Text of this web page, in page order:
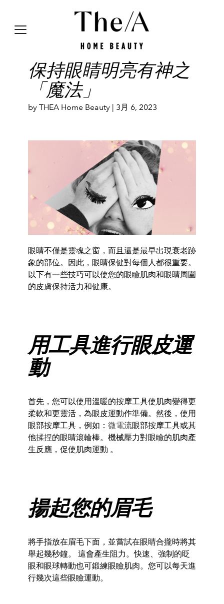
保持眼睛明亮有神之
「魔法」
by THEA Home Beauty | 3月 6, 2023
眼睛不僅是靈魂之窗，而且還是最早出現衰老跡
象的部位。因此，眼睛保健對每個人都很重要。
以下有一些技巧可以使您的眼瞼肌肉和眼睛周圍
的皮膚保持活力和健康。
用工具進行眼皮運
動
首先，您可以使用溫暖的按摩工具使肌肉變得更
柔軟和更靈活，為眼皮運動作準備。然後，使用
眼部按摩工具，例如： 微電流眼部按摩工具或其
他揉捏的眼睛滾輪棒。機械壓力對眼瞼的肌肉產
生反應，促使肌肉運動 。
揚起您的眉毛
將手指放在眉毛下面，並嘗試在眼睛合攏時將其
舉起幾秒鐘。
這會產生阻力。快速、強制的眨
眼和眼球轉動也可鍛練眼瞼肌肉。您可以每天進
行幾次這些眼瞼運動。